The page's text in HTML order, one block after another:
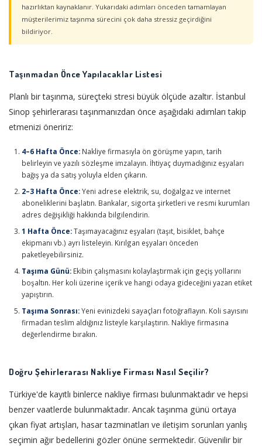
hazırlıktan kaynaklanır. Yukarıdaki adımları önceden tamamlayan
müşterilerimiz taşınma sürecini çok daha stressiz geçirdiğini
bildiriyor.
Taşınmadan Önce Yapılacaklar Listesi
Planlı bir taşınma, süreçteki stresi büyük ölçüde azaltır. İstanbul
Sinop şehirlerarası taşınmanızdan önce aşağıdaki adımları takip
etmenizi öneririz:
4–6 Hafta Önce: Nakliye firmasıyla ön görüşme yapın, tarih
belirleyin ve yazılı sözleşme imzalayın. İhtiyaç duymadığınız eşyaları
bağış ya da satış yoluyla elden çıkarın.
2–3 Hafta Önce:Yeni adrese elektrik, su, doğalgaz ve internet
aboneliklerini başlatın. Bankalar, sigorta şirketleri ve resmi kurumları
adres değişikliği hakkında bilgilendirin.
1 Hafta Önce:Taşımayacağınız eşyaları (taşıt, bisiklet, bahçe
ekipmanı vb.) ayrı listeleyin. Kırılgan eşyaları önceden
paketleyebilirsiniz.
Taşıma Günü: Ekibin çalışmasını kolaylaştırmak için geçiş yollarını
boşaltın. Her koli üzerine içerik ve hangi odaya gideceğini yazan etiket
yapıştırın.
Taşıma Sonrası:Yeni evinizdeki sayaçları fotoğraflayın. Koli sayısını
firmadan teslim aldığınız listeyle karşılaştırın. Nakliye firmasına
değerlendirme bırakın.
Doğru Şehirlerarası Nakliye Firması Nasıl Seçilir?
Türkiye'de kayıtlı binlerce nakliye firması bulunmaktadır ve hepsi
benzer vaatlerde bulunmaktadır. Ancak taşınma günü ortaya
çıkan fiyat artışları, hasar tazminatları ve iletişim sorunları yanlış
seçimin ağır bedellerini gözler önüne sermektedir. Güvenilir bir